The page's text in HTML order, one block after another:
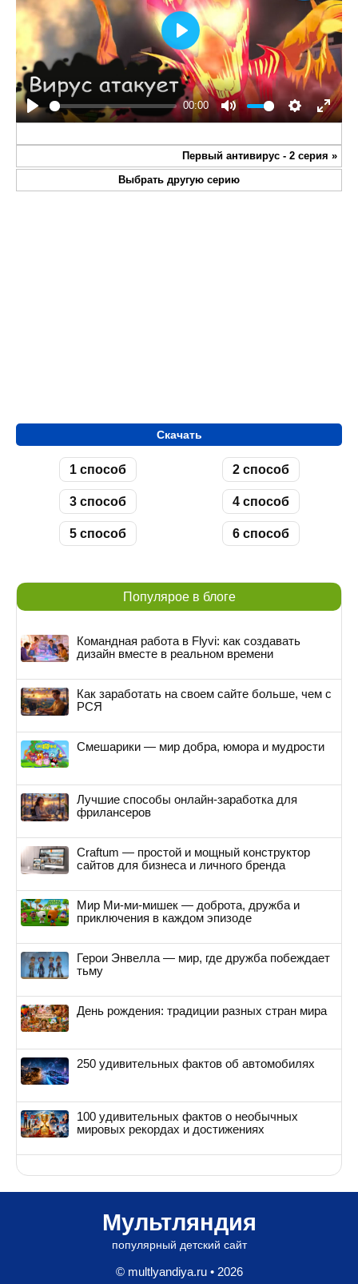
Play
00:00
Mute Settings
Enter
Play
Первый антивирус - 2 серия »
Выбрать другую серию
Скачать
1 способ 2 способ
3 способ 4 способ
5 способ 6 способ
Популярое в блоге
Командная работа в Flyvi: как создавать
дизайн вместе в реальном времени
Как заработать на своем сайте больше, чем с
РСЯ
Смешарики — мир добра, юмора и мудрости
Лучшие способы онлайн-заработка для
фрилансеров
Craftum — простой и мощный конструктор
сайтов для бизнеса и личного бренда
Мир Ми-ми-мишек — доброта, дружба и
приключения в каждом эпизоде
Герои Энвелла — мир, где дружба побеждает
тьму
День рождения: традиции разных стран мира
250 удивительных фактов об автомобилях
100 удивительных фактов о необычных
мировых рекордах и достижениях
Мультляндия
популярный детский сайт
© multlyandiya.ru • 2026